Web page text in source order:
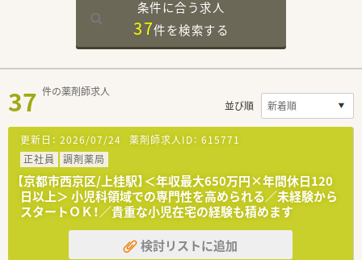
条件に合う求人
37件を検索する
37 件の薬剤師求人
並び順
更新日： 2026/07/24 薬剤師求人ID： 615771
正社員
調剤薬局
【京都市西京区/上桂駅】＜年収最大650万円×年間休日120
日以上＞ 小児科領域での専門性を高められる／未経験から
スタートＯＫ！／貴重な小児在宅の経験も積めます
検討リストに追加